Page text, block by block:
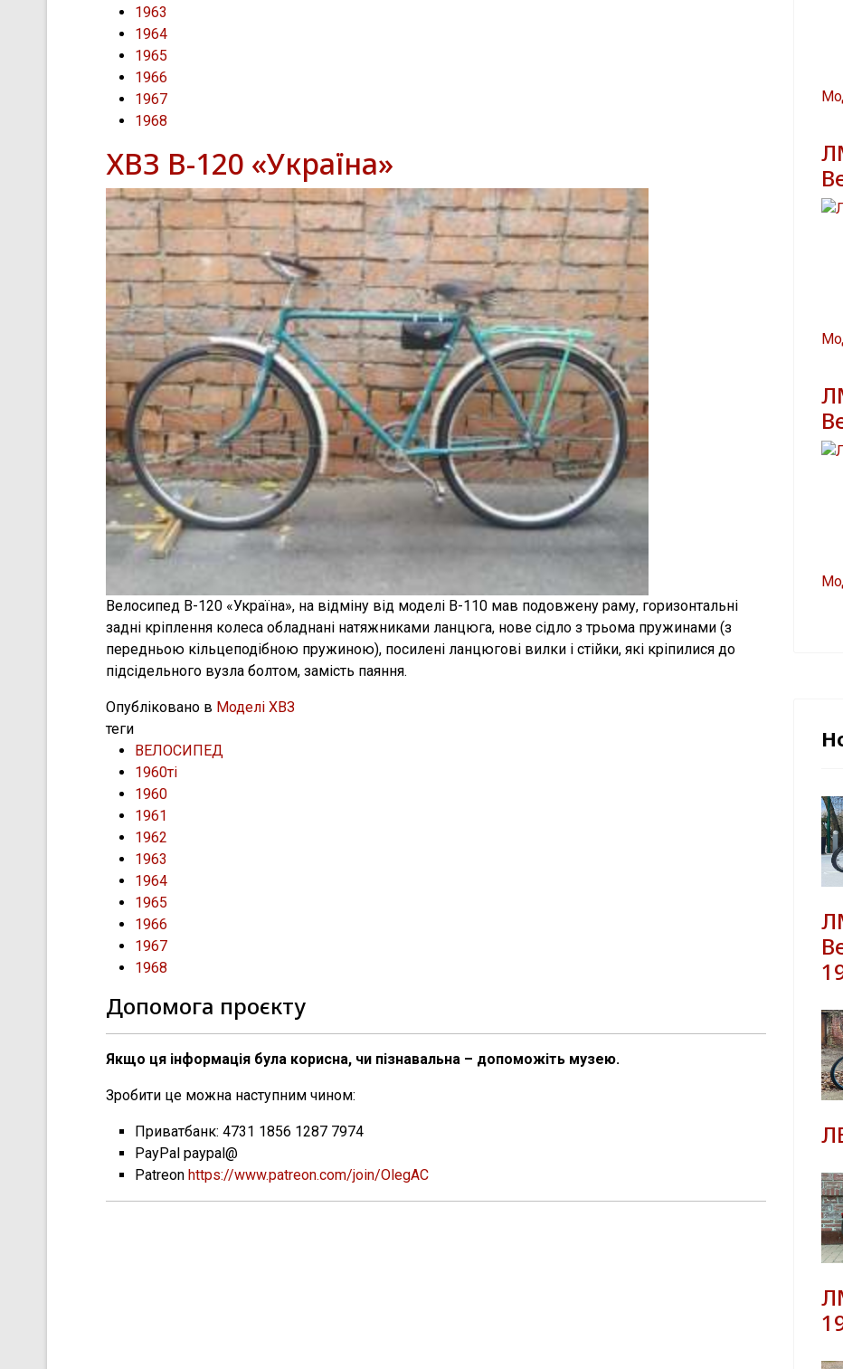
1963
1964
1965
1966
1967
1968
ХВЗ В-120 «Україна»
Велосипед В-120 «Україна», на відміну від моделі В-110 мав подовжену раму, горизонтальні
задні крiплення колеса обладнані натяжниками ланцюга, нове сідло з трьома пружинами (з
передньою кільцеподібною пружиною), посилені ланцюгові вилки і стійки, які кріпилися до
підсідельного вузла болтом, замість паяння.
Опубліковано в Моделі ХВЗ
теги
ВЕЛОСИПЕД
1960ті
1960
1961
1962
1963
1964
1965
1966
1967
1968
Допомога проєкту
Якщо ця інформація була корисна, чи пізнавальна – допоможіть музею.
Зробити це можна наступним чином:
Приватбанк: 4731 1856 1287 7974
PayPal paypal@
Patreon https://www.patreon.com/join/OlegAC